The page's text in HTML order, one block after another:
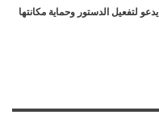
لتفعيل الدستور وحماية مكانتها